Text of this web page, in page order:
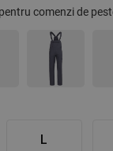
pentru comenzi de
L